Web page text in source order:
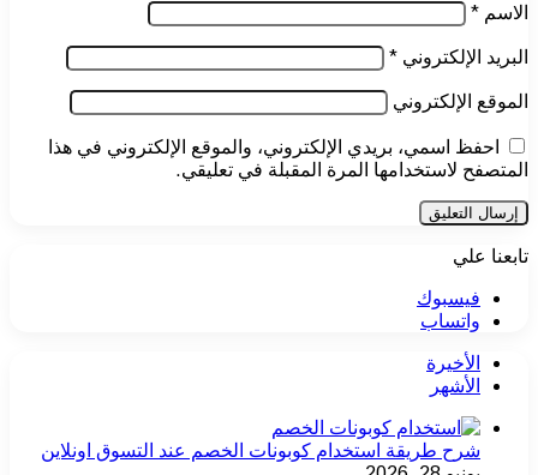
الاسم *
البريد الإلكتروني *
الموقع الإلكتروني
احفظ اسمي، بريدي الإلكتروني، والموقع الإلكتروني في هذا
المتصفح لاستخدامها المرة المقبلة في تعليقي.
تابعنا علي
فيسبوك
واتساب
الأخيرة
الأشهر
شرح طريقة استخدام كوبونات الخصم عند التسوق اونلاين